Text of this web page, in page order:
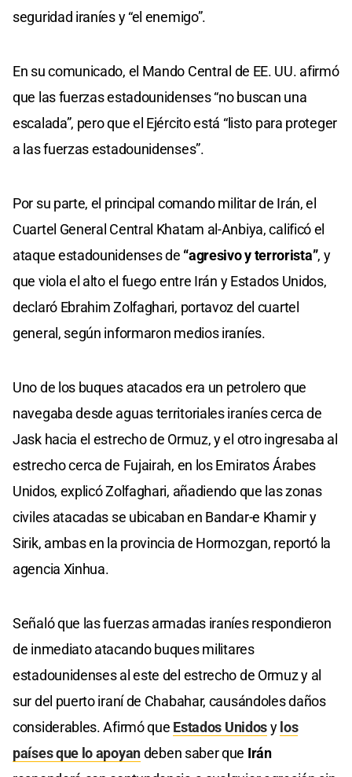
seguridad iraníes y “el enemigo”.
En su comunicado, el Mando Central de EE. UU. afirmó
que las fuerzas estadounidenses “no buscan una
escalada”, pero que el Ejército está “listo para proteger
a las fuerzas estadounidenses”.
Por su parte, el principal comando militar de Irán, el
Cuartel General Central Khatam al-Anbiya, calificó el
ataque estadounidenses de “agresivo y terrorista”, y
que viola el alto el fuego entre Irán y Estados Unidos,
declaró Ebrahim Zolfaghari, portavoz del cuartel
general, según informaron medios iraníes.
Uno de los buques atacados era un petrolero que
navegaba desde aguas territoriales iraníes cerca de
Jask hacia el estrecho de Ormuz, y el otro ingresaba al
estrecho cerca de Fujairah, en los Emiratos Árabes
Unidos, explicó Zolfaghari, añadiendo que las zonas
civiles atacadas se ubicaban en Bandar-e Khamir y
Sirik, ambas en la provincia de Hormozgan, reportó la
agencia Xinhua.
Señaló que las fuerzas armadas iraníes respondieron
de inmediato atacando buques militares
estadounidenses al este del estrecho de Ormuz y al
sur del puerto iraní de Chabahar, causándoles daños
considerables. Afirmó que Estados Unidosylos
países que lo apoyandeben saber que Irán